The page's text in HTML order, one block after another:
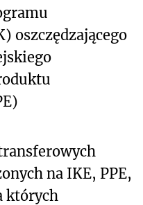
oszczędzającego
na IKE, PPE,
których